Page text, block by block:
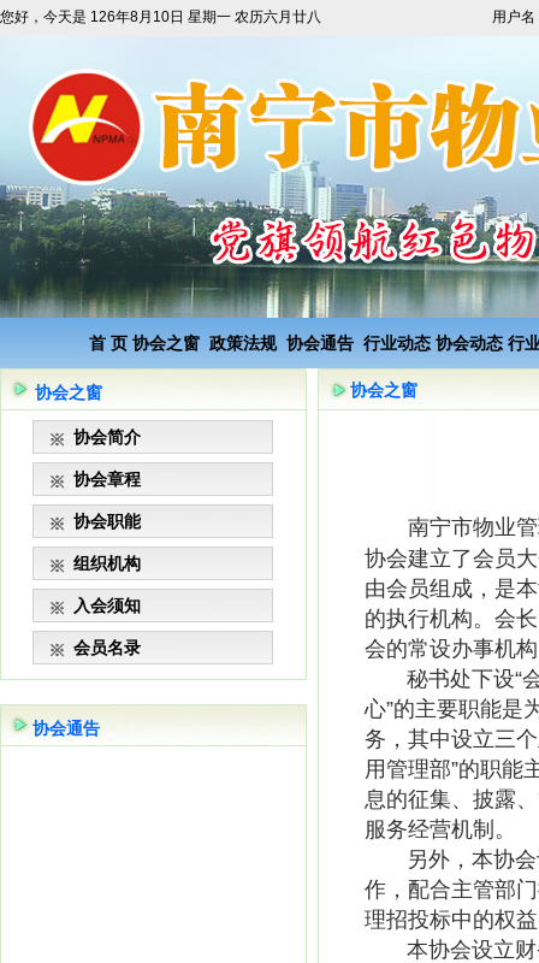
您好，今天是 126年8月10日 星期一 农历六月廿八 用户名
首 页 协会之窗 政策法规 协会通告 行业动态 协会动态 行
协会之窗
协会简介
协会章程
协会职能
组织机构
入会须知
会员名录
协会通告
协会之窗
南宁市物业
协会建立了会员
由会员组成，是
的执行机构。会
会的常设办事机
秘书处下设“会
心”的主要职能是
务，其中设立三
用管理部”的职能
息的征集、披露
服务经营机制。
另外，本协会
作，配合主管部
理招投标中的权
本协会设立财